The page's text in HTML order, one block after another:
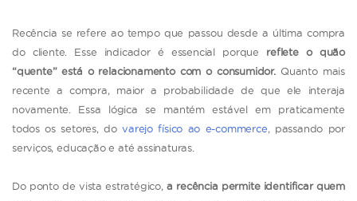
Recência se refere ao tempo que passou desde a última compra
do cliente. Esse indicador é essencial porque reflete o quão
“quente” está o relacionamento com o consumidor. Quanto mais
recente a compra, maior a probabilidade de que ele interaja
novamente. Essa lógica se mantém estável em praticamente
todos os setores, dovarejo físico ao e-commerce , passando por
serviços, educação e até assinaturas.
Do ponto de vista estratégico,a recência permite identificar quem